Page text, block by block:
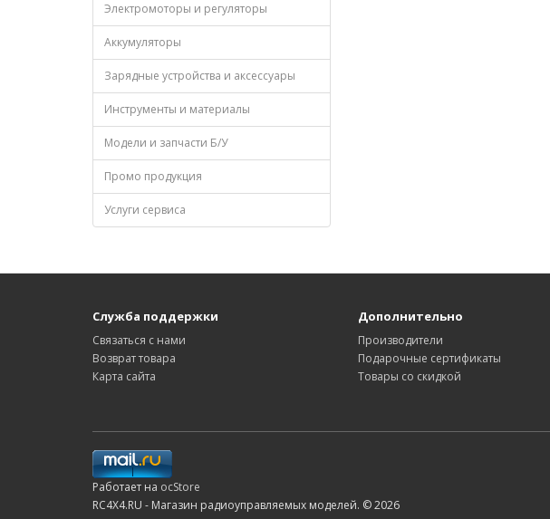
Электромоторы и регуляторы
Аккумуляторы
Зарядные устройства и аксессуары
Инструменты и материалы
Модели и запчасти Б/У
Промо продукция
Услуги сервиса
Служба поддержки
Связаться с нами
Возврат товара
Карта сайта
Дополнительно
Производители
Подарочные сертификаты
Товары со скидкой
Работает на ocStore
RC4X4.RU - Магазин радиоуправляемых моделей. © 2026